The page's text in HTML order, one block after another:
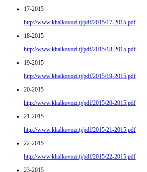
17-2015
http://www.khalkovozi.tj/pdf/2015/17-2015.pdf
18-2015
http://www.khalkovozi.tj/pdf/2015/18-2015.pdf
19-2015
http://www.khalkovozi.tj/pdf/2015/19-2015.pdf
20-2015
http://www.khalkovozi.tj/pdf/2015/20-2015.pdf
21-2015
http://www.khalkovozi.tj/pdf/2015/21-2015.pdf
22-2015
http://www.khalkovozi.tj/pdf/2015/22-2015.pdf
23-2015